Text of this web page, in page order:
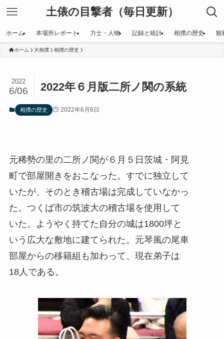
土俵の目撃者（毎日更新）
ホーム 本場所レポート 力士・人物 記録と統計 相撲の歴史 観
ホーム 大相撲 相撲の歴史
2022年６月版二所ノ関の系統
2022
6/06
相撲の歴史 2022年6月6日
元稀勢の里の二所ノ関が６月５日茨城・阿見
町で部屋開きをおこなった。すでに独立して
いたが、そのとき稽古場は完成していなかっ
た。つくば市の筑波大の稽古場を使用して
いた。ようやく持てた自分の城は1800坪と
いう広大な敷地に建てられた。元琴風の尾車
部屋からの移籍組も加わって、現在弟子は
18人である。